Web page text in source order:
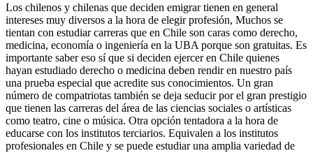
Los chilenos y chilenas que deciden emigrar tienen en general
intereses muy diversos a la hora de elegir profesión, Muchos se
tientan con estudiar carreras que en Chile son caras como derecho,
medicina, economía o ingeniería en la UBA porque son gratuitas. Es
importante saber eso sí que si deciden ejercer en Chile quienes
hayan estudiado derecho o medicina deben rendir en nuestro país
una prueba especial que acredite sus conocimientos. Un gran
número de compatriotas también se deja seducir por el gran prestigio
que tienen las carreras del área de las ciencias sociales o artísticas
como teatro, cine o música. Otra opción tentadora a la hora de
educarse con los institutos terciarios. Equivalen a los institutos
profesionales en Chile y se puede estudiar una amplia variedad de